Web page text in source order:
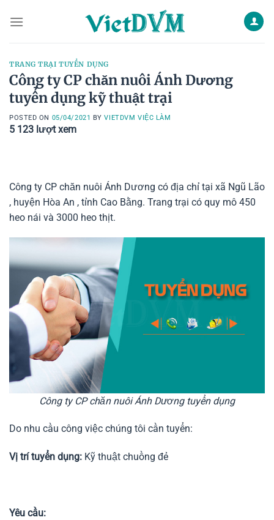
TRANG TRẠI TUYỂN DỤNG
Công ty CP chăn nuôi Ánh Dương
tuyển dụng kỹ thuật trại
POSTED ON 05/04/2021 BYVIETDVM VIỆC LÀM
5 123 lượt xem
Công ty CP chăn nuôi Ánh Dương có địa chỉ tại xã Ngũ Lão
, huyện Hòa An , tỉnh Cao Bằng. Trang trại có quy mô 450
heo nái và 3000 heo thịt.
Công ty CP chăn nuôi Ánh Dương tuyển dụng
Do nhu cầu công việc chúng tôi cần tuyển:
Vị trí tuyển dụng: Kỹ thuật chuồng đẻ
Yêu cầu: